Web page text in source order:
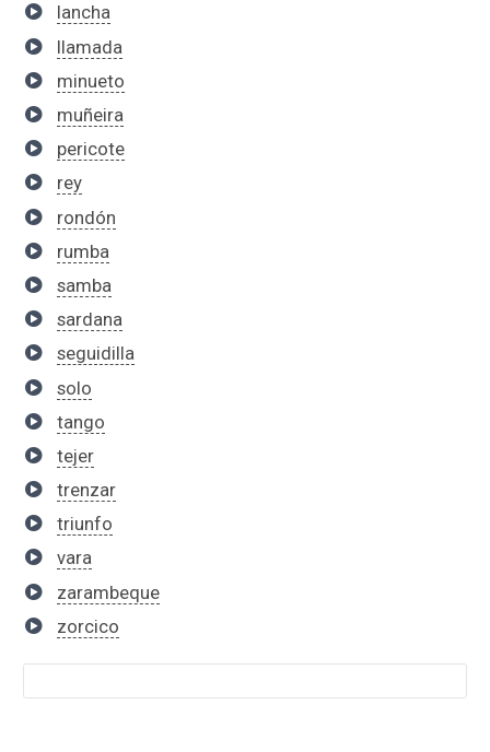
lancha
llamada
minueto
muñeira
pericote
rey
rondón
rumba
samba
sardana
seguidilla
solo
tango
tejer
trenzar
triunfo
vara
zarambeque
zorcico